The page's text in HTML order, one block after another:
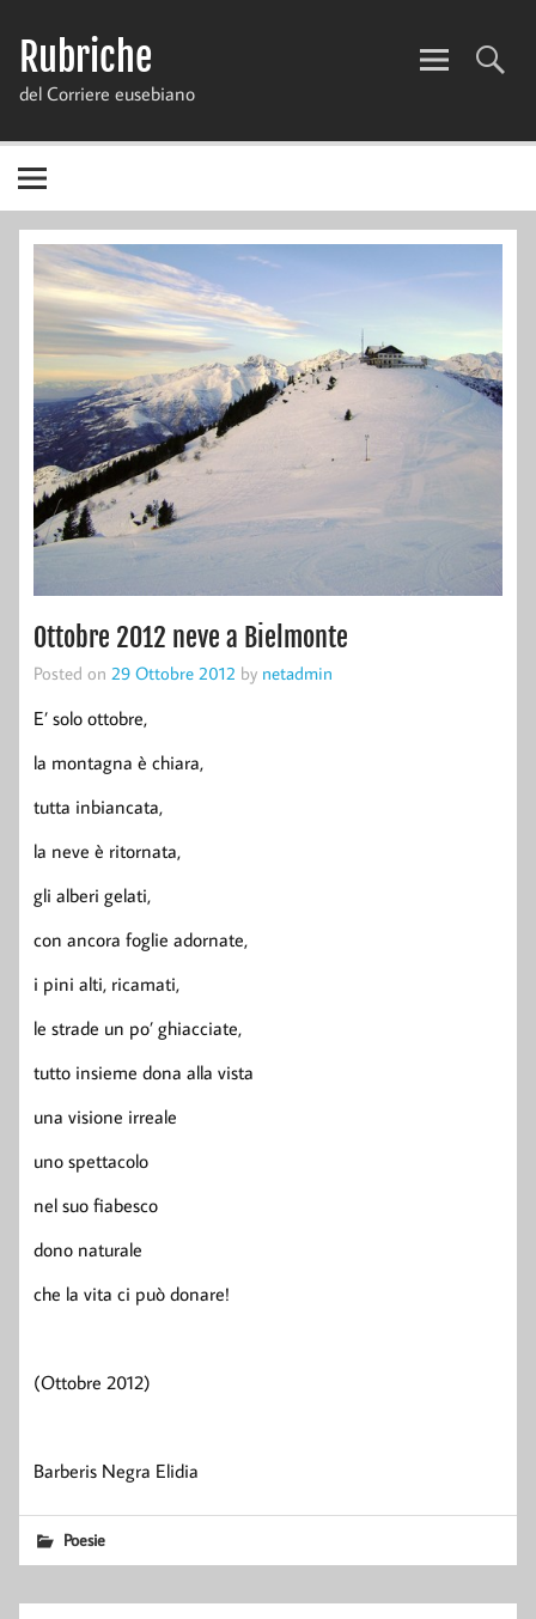
contentRubriche
del Corriere eusebiano
Ottobre 2012 neve a Bielmonte
Posted on 29 Ottobre 2012 by netadmin
E’ solo ottobre,
la montagna è chiara,
tutta inbiancata,
la neve è ritornata,
gli alberi gelati,
con ancora foglie adornate,
i pini alti, ricamati,
le strade un po’ ghiacciate,
tutto insieme dona alla vista
una visione irreale
uno spettacolo
nel suo fiabesco
dono naturale
che la vita ci può donare!
(Ottobre 2012)
Barberis Negra Elidia
Poesie